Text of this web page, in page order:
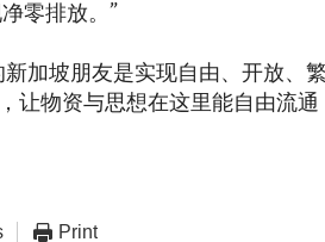
零排放。”
加坡朋友是实现自由、开放、
让物资与思想在这里能自由流
Print